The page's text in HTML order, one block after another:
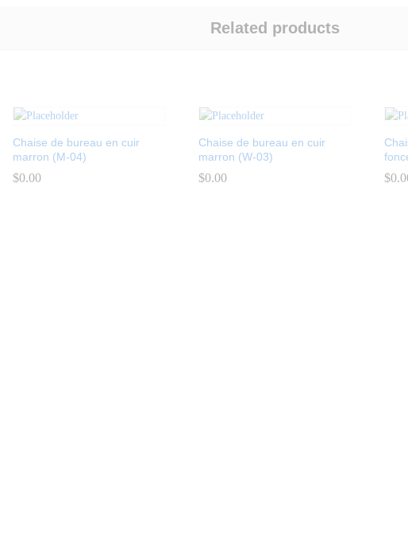
Related products
Chaise de bureau en cuir
marron (M-04)
$0.00
$0.00
Chaise de bureau en cuir
marron (W-03)
$0.00
$0.00 $
$